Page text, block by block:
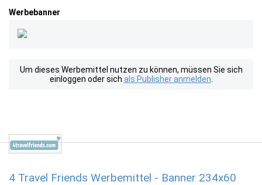
Werbebanner
Um dieses Werbemittel nutzen zu können, müssen Sie sich
einloggen oder sich als Publisher anmelden
4 Travel Friends Werbemittel - Banner 234x60